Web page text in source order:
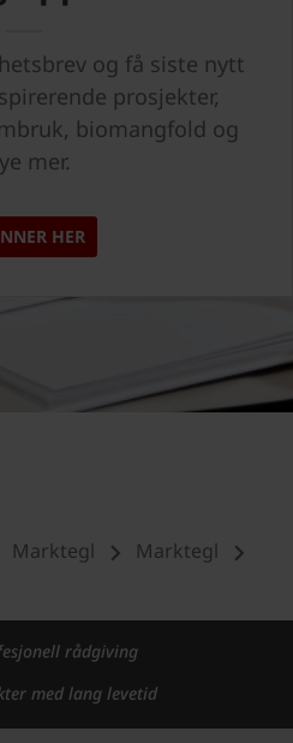
og få siste nytt
prosjekter,
biomangfold og
mer.
HER
Marktegl
Marktegl
rådgiving
med lang levetid